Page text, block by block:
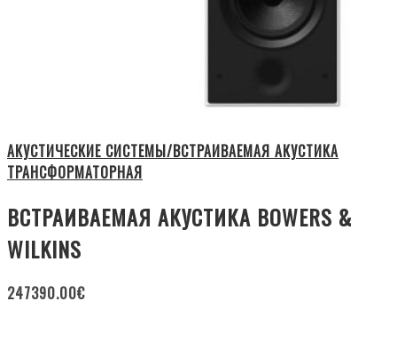
АКУСТИЧЕСКИЕ СИСТЕМЫ/ВСТРАИВАЕМАЯ АКУСТИКА
ТРАНСФОРМАТОРНАЯ
ВСТРАИВАЕМАЯ АКУСТИКА BOWERS &
WILKINS
247390.00€